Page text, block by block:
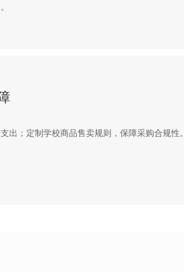
出；定制学校商品售卖规则，保障采购合规性。